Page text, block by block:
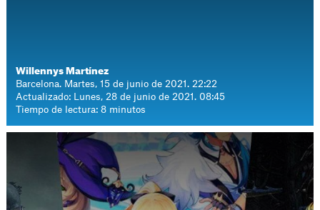
Willennys Martínez
Barcelona. Martes, 15 de junio de 2021. 22:22
Actualizado: Lunes, 28 de junio de 2021. 08:45
Tiempo de lectura: 8 minutos